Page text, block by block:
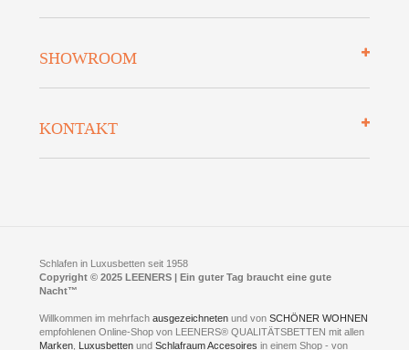
Finanzierung
Datenschutz
Preisgarantie
Presse
Jobs
SHOWROOM
Fotoalbum
Kontakt
KONTAKT
Neuer Showroom für unsere Onlineartikel.
Kontakt via:WhatsApp
Schlafen in Luxusbetten seit 1958
Copyright © 2025 LEENERS | Ein guter Tag braucht eine gute
Nacht™
Willkommen im mehrfachausgezeichnetenund vonSCHÖNER WOHNEN
empfohlenen Online-Shop von LEENERS® QUALITÄTSBETTEN mit allen
Marken Luxusbetten undSchlafraum Accesoires in einem Shop - von